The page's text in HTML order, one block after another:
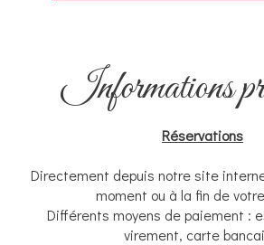
Informations
Réservations
Directement depuis notre site
moment ou à la fin de
Différents moyens de paiement :
virement, carte